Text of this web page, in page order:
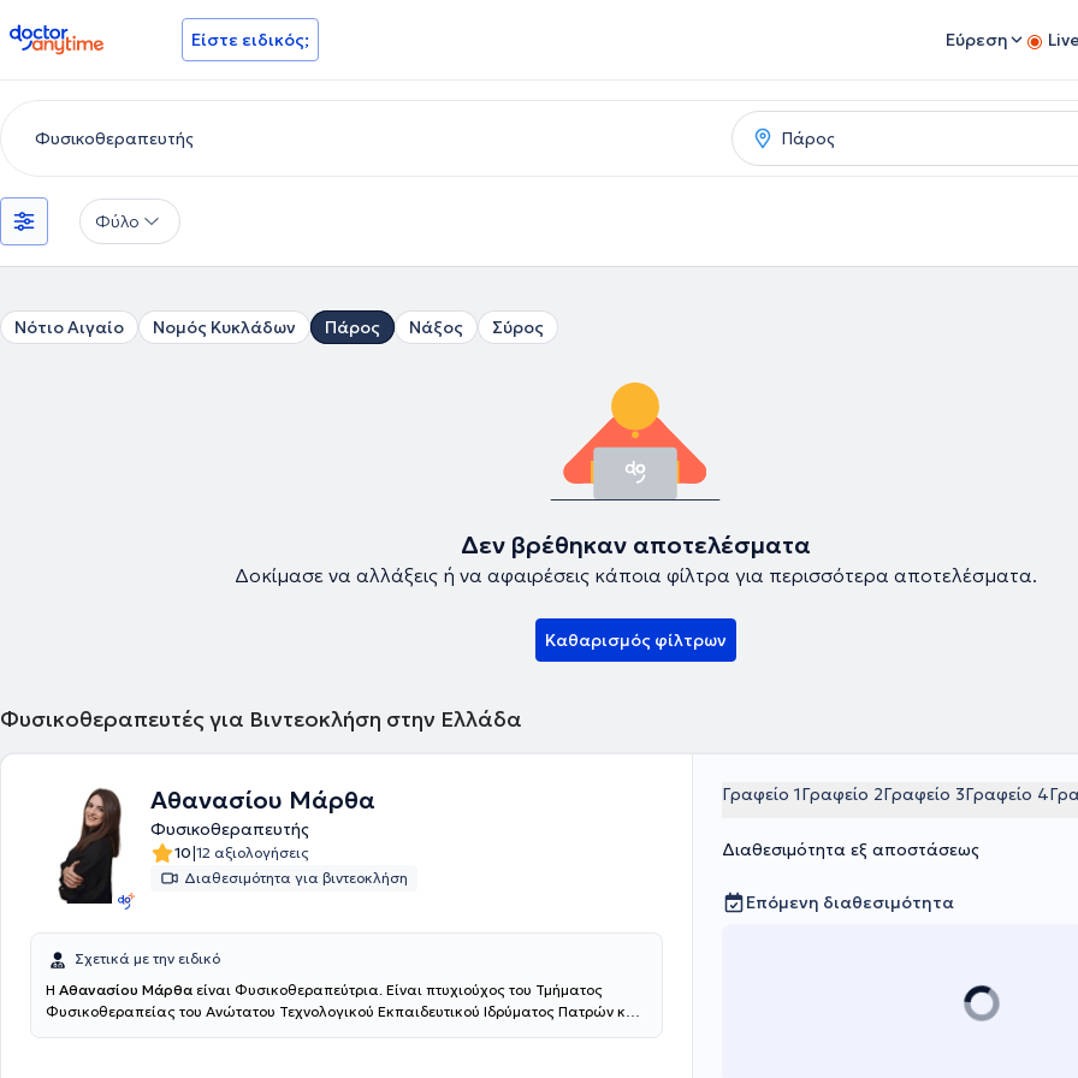
doctoranytime Είστε ειδικός; Εύρεση
Φύλο
Νότιο Αιγαίο Νομός Κυκλάδων Πάρος Νάξος Σύρος
Δεν βρέθηκαν αποτελέσματα
Δοκίμασε να αλλάξεις ή να αφαιρέσεις κάποια φίλτρα για περισσότερα αποτελέσματα.
Καθαρισμός φίλτρων
Φυσικοθεραπευτές για Βιντεοκλήση στην Ελλάδα
Αθανασίου Μάρθα
Φυσικοθεραπευτής
10|12 αξιολογήσεις
Διαθεσιμότητα για βιντεοκλήση
Σχετικά με την ειδικό
Η Αθανασίου Μάρθα είναι Φυσικοθεραπεύτρια. Είναι πτυχιούχος του Τμήματος
Φυσικοθεραπείας του Ανώτατου Τεχνολογικού Εκπαιδευτικού Ιδρύματος Πατρών και
Γραφείο 1Γραφείο 2Γραφείο 3Γραφείο 4
Διαθεσιμότητα εξ αποστάσεως
Επόμενη διαθεσιμότητα